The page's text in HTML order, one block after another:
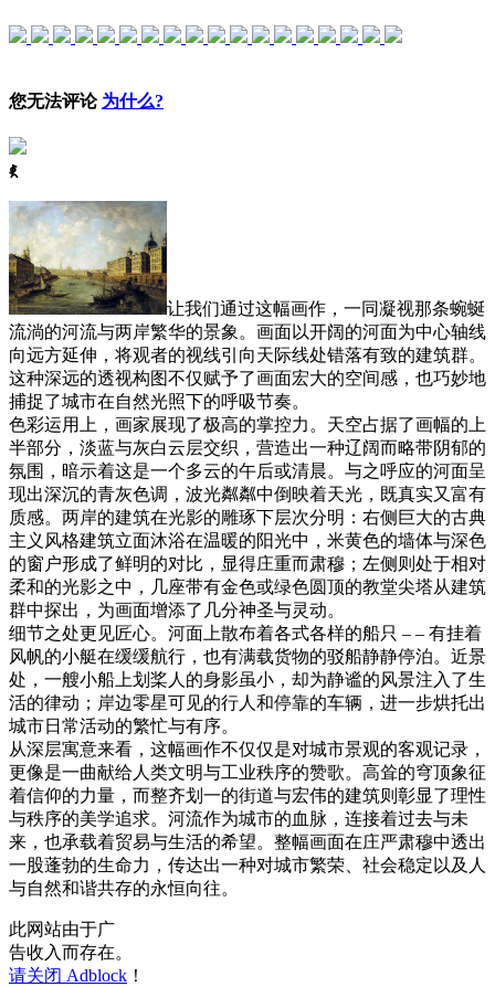
您无法评论 为什么?
ꈅ
让我们通过这幅画作，一同凝视那条蜿蜒
流淌的河流与两岸繁华的景象。画面以开阔的河面为中心轴线
向远方延伸，将观者的视线引向天际线处错落有致的建筑群。
这种深远的透视构图不仅赋予了画面宏大的空间感，也巧妙地
捕捉了城市在自然光照下的呼吸节奏。
色彩运用上，画家展现了极高的掌控力。天空占据了画幅的上
半部分，淡蓝与灰白云层交织，营造出一种辽阔而略带阴郁的
氛围，暗示着这是一个多云的午后或清晨。与之呼应的河面呈
现出深沉的青灰色调，波光粼粼中倒映着天光，既真实又富有
质感。两岸的建筑在光影的雕琢下层次分明：右侧巨大的古典
主义风格建筑立面沐浴在温暖的阳光中，米黄色的墙体与深色
的窗户形成了鲜明的对比，显得庄重而肃穆；左侧则处于相对
柔和的光影之中，几座带有金色或绿色圆顶的教堂尖塔从建筑
群中探出，为画面增添了几分神圣与灵动。
细节之处更见匠心。河面上散布着各式各样的船只 – – 有挂着
风帆的小艇在缓缓航行，也有满载货物的驳船静静停泊。近景
处，一艘小船上划桨人的身影虽小，却为静谧的风景注入了生
活的律动；岸边零星可见的行人和停靠的车辆，进一步烘托出
城市日常活动的繁忙与有序。
从深层寓意来看，这幅画作不仅仅是对城市景观的客观记录，
更像是一曲献给人类文明与工业秩序的赞歌。高耸的穹顶象征
着信仰的力量，而整齐划一的街道与宏伟的建筑则彰显了理性
与秩序的美学追求。河流作为城市的血脉，连接着过去与未
来，也承载着贸易与生活的希望。整幅画面在庄严肃穆中透出
一股蓬勃的生命力，传达出一种对城市繁荣、社会稳定以及人
与自然和谐共存的永恒向往。
此网站由于广
告收入而存在。
请关闭 Adblock ！